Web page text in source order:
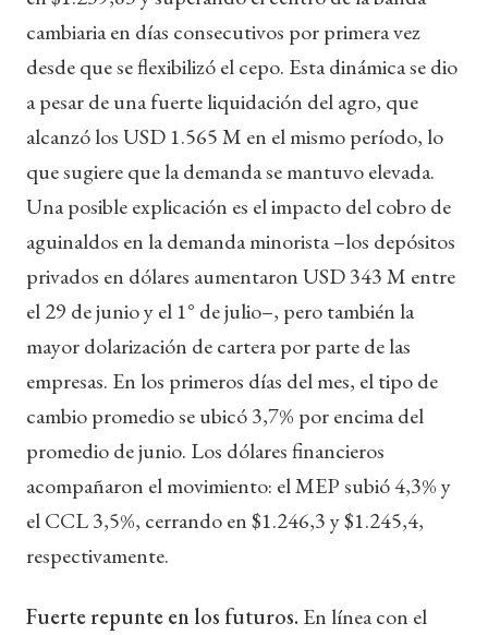
cambiaria en días consecutivos por primera vez
desde que se flexibilizó el cepo. Esta dinámica se dio
a pesar de una fuerte liquidación del agro, que
alcanzó los USD 1.565 M en el mismo período, lo
que sugiere que la demanda se mantuvo elevada.
Una posible explicación es el impacto del cobro de
aguinaldos en la demanda minorista –los depósitos
privados en dólares aumentaron USD 343 M entre
el 29 de junio y el 1° de julio–, pero también la
mayor dolarización de cartera por parte de las
empresas. En los primeros días del mes, el tipo de
cambio promedio se ubicó 3,7% por encima del
promedio de junio. Los dólares financieros
acompañaron el movimiento: el MEP subió 4,3% y
el CCL 3,5%, cerrando en $1.246,3 y $1.245,4,
respectivamente.
Fuerte repunte en los futuros. En línea con el